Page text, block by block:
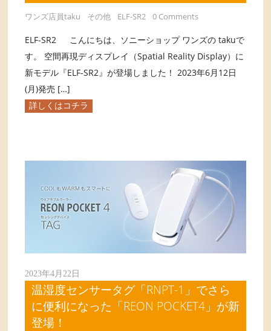
ワンズ店員taku その他 ELF-SR2 0 Comments
ELF-SR2 こんにちは、ソニーショップ ワンズの takuで
す。 空間再現ディスプレイ（Spatial Reality Display）に
新モデル『ELF-SR2』が登場しました！ 2023年6月12日
(月)発売 […]
詳しくはコチラ
2023年4月22日
温湿度センサータグ「RNPT-1」でさら
に便利になった「REON POCKET4」が新
登場！